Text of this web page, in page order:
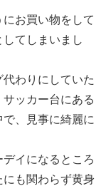
お買い物をして
てしまいまし
わりにしていた
ッカー台にある
、見事に綺麗に
イになるところ
も関わらず黄身